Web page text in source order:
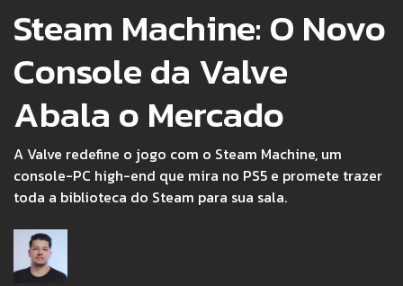
Steam Machine: O Novo
Console da Valve
Abala o Mercado
A Valve redefine o jogo com o Steam Machine, um
console-PC high-end que mira no PS5 e promete trazer
toda a biblioteca do Steam para sua sala.